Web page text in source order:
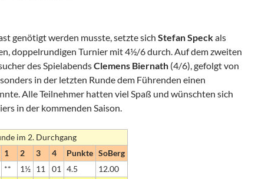
genötigt werden musste, setzte sich Stefan Speckals
doppelrundigen Turnier mit 4½/6 durch. Auf dem zweiten
des SpielabendsClemens Biernath (4/6), gefolgt von
in der letzten Runde dem Führenden einen
Alle Teilnehmer hatten viel Spaß und wünschten sich
in der kommenden Saison.
im 2. Durchgang
1 2 3 4 Punkte SoBerg
** 1½ 11 01 4.5
12.00